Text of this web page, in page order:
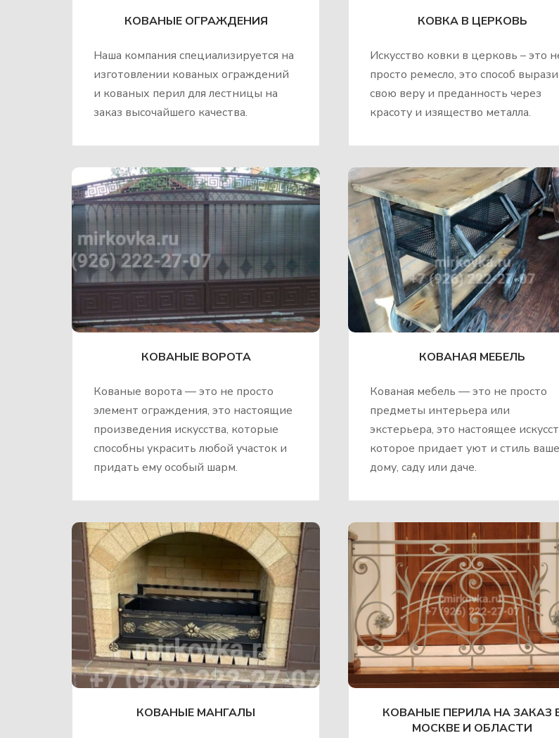
КОВАНЫЕ ОГРАЖДЕНИЯ
Наша компания специализируется на
изготовлении кованых ограждений
и кованых перил для лестницы на
заказ высочайшего качества.
КОВКА В ЦЕРКОВЬ
Искусство ковки в церковь – это
просто ремесло, это способ
свою веру и преданность через
красоту и изящество металла.
КОВАНЫЕ ВОРОТА
Кованые ворота — это не просто
элемент ограждения, это настоящие
произведения искусства, которые
способны украсить любой участок и
придать ему особый шарм.
КОВАНАЯ МЕБЕЛЬ
Кованая мебель — это не просто
предметы интерьера или
экстерьера, это настоящее
которое придает уют и стиль
дому, саду или даче.
КОВАНЫЕ МАНГАЛЫ
КОВАНЫЕ ПЕРИЛА НА ЗАКАЗ
МОСКВЕ И ОБЛАСТИ